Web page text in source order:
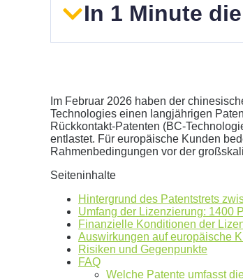
In 1 Minute
Geben Sie hier Ihren jährlichen
Aktuellen Strompreis anpassen
€/kWh
Hinweis:Dies ist eine
Im Februar 2026 haben der
Technologies einen langjährigen
Rückkontakt-Patenten (BC-
entlastet. Für europäische Kunden
Rahmenbedingungen vor der
Seiteninhalte
Hintergrund des Patentstrets
Umfang der Lizenzierung: 1400
Finanzielle Konditionen der
Auswirkungen auf europäische
Risiken und Gegenpunkte
FAQ
Welche Patente umfasst